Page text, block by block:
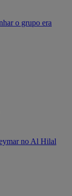
o grupo era
no Al Hilal